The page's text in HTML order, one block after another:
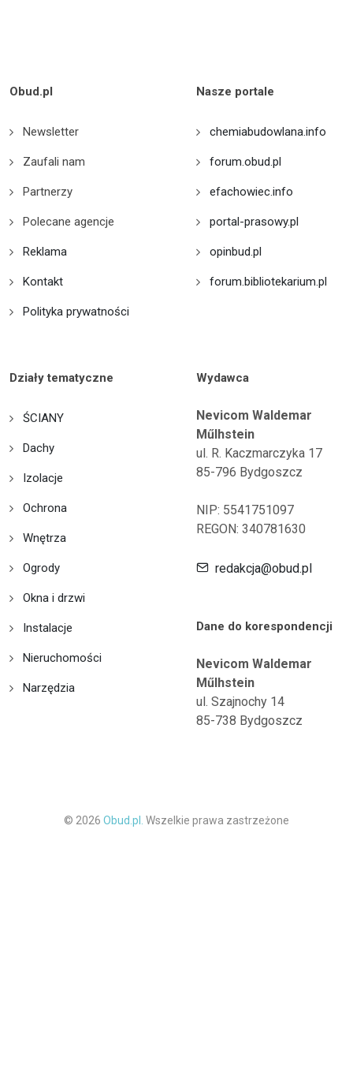
Obud.pl
Newsletter
Zaufali nam
Partnerzy
Polecane agencje
Reklama
Kontakt
Polityka prywatności
Nasze portale
chemiabudowlana.info
forum.obud.pl
efachowiec.info
portal-prasowy.pl
opinbud.pl
forum.bibliotekarium.pl
Działy tematyczne
ŚCIANY
Dachy
Izolacje
Ochrona
Wnętrza
Ogrody
Okna i drzwi
Instalacje
Nieruchomości
Narzędzia
Wydawca
Nevicom Waldemar
Műlhstein
ul. R. Kaczmarczyka 17
85-796 Bydgoszcz
NIP: 5541751097
REGON: 340781630
redakcja@obud.pl
Dane do korespondencji
Nevicom Waldemar
Műlhstein
ul. Szajnochy 14
85-738 Bydgoszcz
© 2026 Obud.pl. Wszelkie prawa zastrzeżone